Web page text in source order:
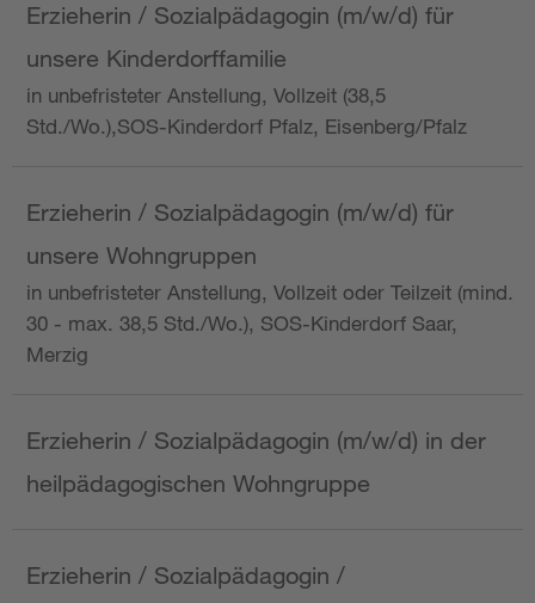
Erzieherin / Sozialpädagogin (m/w/d) für
unsere Kinderdorffamilie
in unbefristeter Anstellung, Vollzeit (38,5
Std./Wo.),SOS-Kinderdorf Pfalz, Eisenberg/Pfalz
Erzieherin / Sozialpädagogin (m/w/d) für
unsere Wohngruppen
in unbefristeter Anstellung, Vollzeit oder Teilzeit (mind.
30 - max. 38,5 Std./Wo.), SOS-Kinderdorf Saar,
Merzig
Erzieherin / Sozialpädagogin (m/w/d) in der
heilpädagogischen Wohngruppe
Erzieherin / Sozialpädagogin /